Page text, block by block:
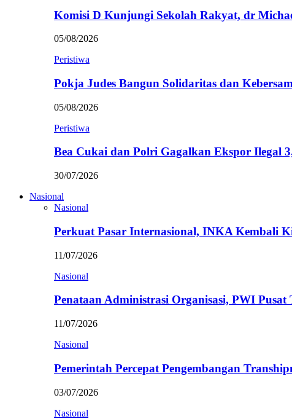
Komisi D Kunjungi Sekolah Rakyat, dr
05/08/2026
Peristiwa
Pokja Judes Bangun Solidaritas dan
05/08/2026
Peristiwa
Bea Cukai dan Polri Gagalkan Ekspor Ilegal
30/07/2026
Nasional
Nasional
Perkuat Pasar Internasional, INKA Kembali
11/07/2026
Nasional
Penataan Administrasi Organisasi, PWI
11/07/2026
Nasional
Pemerintah Percepat Pengembangan
03/07/2026
Nasional